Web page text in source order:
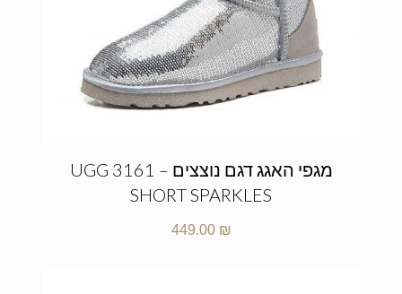
מגפי האגג דגם נוצצים – UGG 3161
SHORT SPARKLES
449.00 ₪